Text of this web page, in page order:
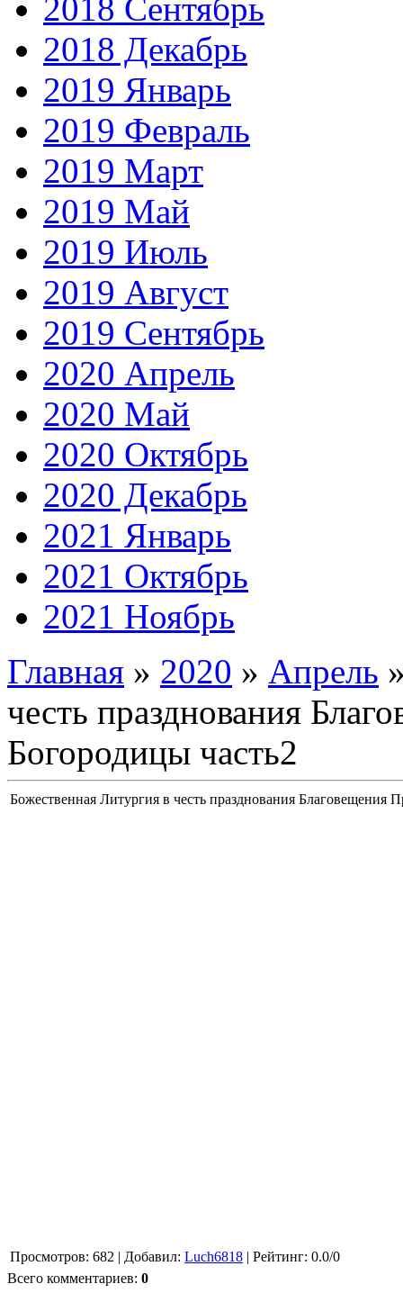
2018 Сентябрь
2018 Декабрь
2019 Январь
2019 Февраль
2019 Март
2019 Май
2019 Июль
2019 Август
2019 Сентябрь
2020 Апрель
2020 Май
2020 Октябрь
2020 Декабрь
2021 Январь
2021 Октябрь
2021 Ноябрь
Главная » 2020 » Апрель
честь празднования
Богородицы часть2
Божественная Литургия в честь празднования Благовещения
Просмотров: 682 | Добавил: Luch6818 | Рейтинг: 0.0/0
Всего комментариев: 0